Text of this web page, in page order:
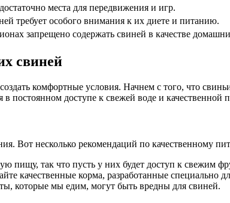
места для передвижения и игр.
требует особого внимания к их диете и питанию.
запрещено содержать свиней в качестве
свиней
комфортные условия. Начнем с того, что
постоянном доступе к свежей воде и качественной
Вот несколько рекомендаций по качественному
пищу, так что пусть у них будет доступ к свежим
качественные корма, разработанные специально
которые мы едим, могут быть вредны для свиней.